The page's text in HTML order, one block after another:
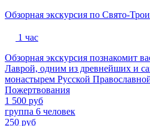
Обзорная экскурсия по Свято-
1 час
Обзорная экскурсия познакомит
Лаврой, одним из древнейших и
монастырем Русской
Пожертвования
1 500 руб
группа 6 человек
250 руб